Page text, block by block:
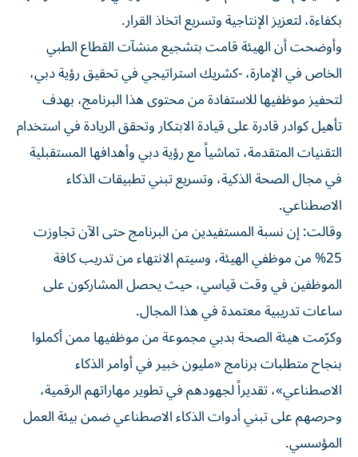
بكفاءة، لتعزيز الإنتاجية وتسريع اتخاذ القرار.
وأوضحت أن الهيئة قامت بتشجيع منشآت القطاع الطبي
الخاص في الإمارة، -كشريك استراتيجي في تحقيق رؤية دبي،
لتحفيز موظفيها للاستفادة من محتوى هذا البرنامج، بهدف
تأهيل كوادر قادرة على قيادة الابتكار وتحقق الريادة في استخدام
التقنيات المتقدمة، تماشياً مع رؤية دبي وأهدافها المستقبلية
في مجال الصحة الذكية، وتسريع تبني تطبيقات الذكاء
الاصطناعي.
وقالت: إن نسبة المستفيدين من البرنامج حتى الآن تجاوزت
25% من موظفي الهيئة، وسيتم الانتهاء من تدريب كافة
الموظفين في وقت قياسي، حيث يحصل المشاركون على
ساعات تدريبية معتمدة في هذا المجال.
وكرّمت هيئة الصحة بدبي مجموعة من موظفيها ممن أكملوا
بنجاح متطلبات برنامج «مليون خبير في أوامر الذكاء
الاصطناعي»، تقديراً لجهودهم في تطوير مهاراتهم الرقمية،
وحرصهم على تبني أدوات الذكاء الاصطناعي ضمن بيئة العمل
المؤسسي.